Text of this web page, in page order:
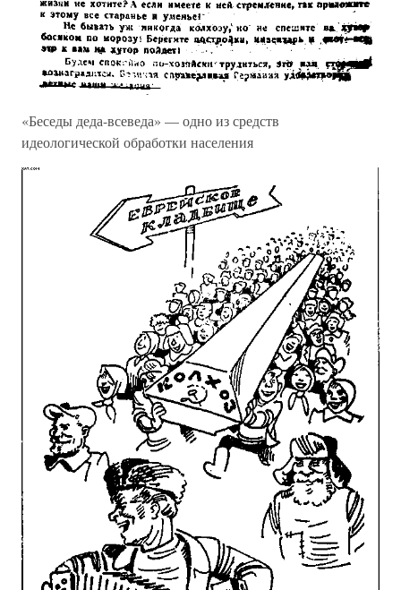
«Беседы деда-всеведа» — одно из средств
идеологической обработки населения